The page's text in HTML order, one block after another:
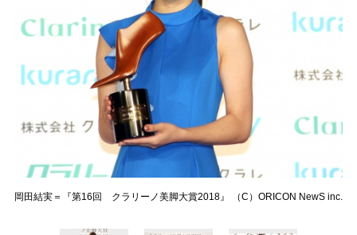
岡田結実＝『第16回 クラリーノ美脚大賞2018』 （C）ORICON NewS inc.